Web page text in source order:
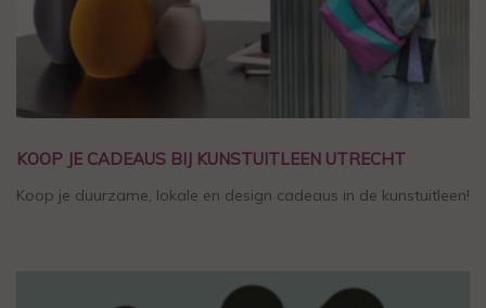
KOOP JE CADEAUS BIJ KUNSTUITLEEN UTRECHT
Koop je duurzame, lokale en design cadeaus in de kunstuitleen!